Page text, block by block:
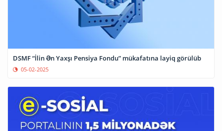
DSMF “İlin Ən Yaxşı Pensiya Fondu” mükafatına layiq görülüb
05-02-2025